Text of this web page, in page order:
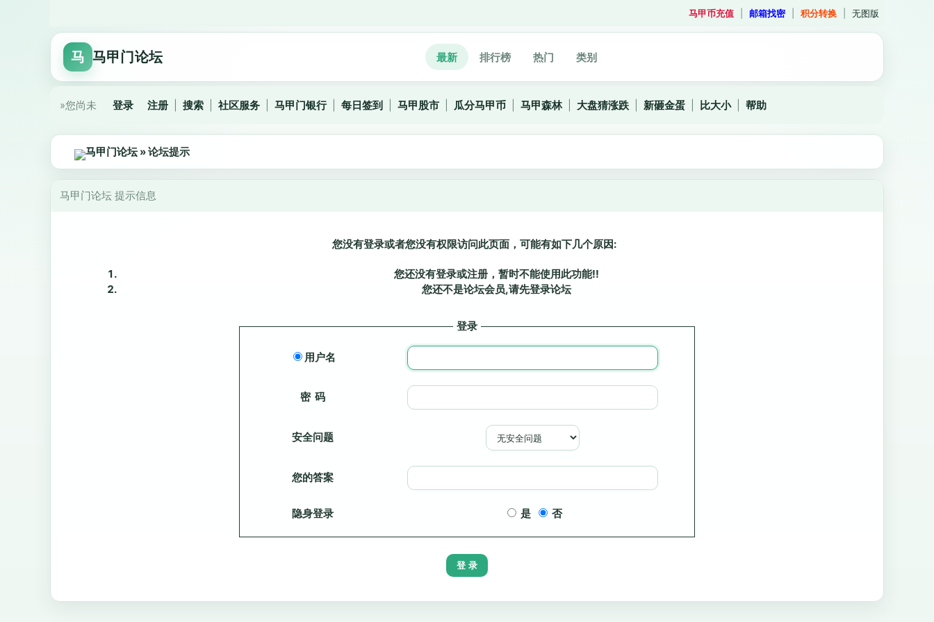
马甲币充值 邮箱找密 积分转换 无图版
马 马甲门论坛 最新 排行榜 热门 类别
»您尚未 登录 注册 搜索 社区服务 马甲门银行 每日签到 马甲股市 瓜分马甲币 马甲森林 大盘猜涨跌 新砸金蛋 比大小 帮助
马甲门论坛 » 论坛提示
马甲门论坛 提示信息
您没有登录或者您没有权限访问此页面，可能有如下几个原因:
您还没有登录或注册，暂时不能使用此功能!!
您还不是论坛会员,请先登录论坛
登录
用户名
密 码
安全问题
您的答案
隐身登录 是 否